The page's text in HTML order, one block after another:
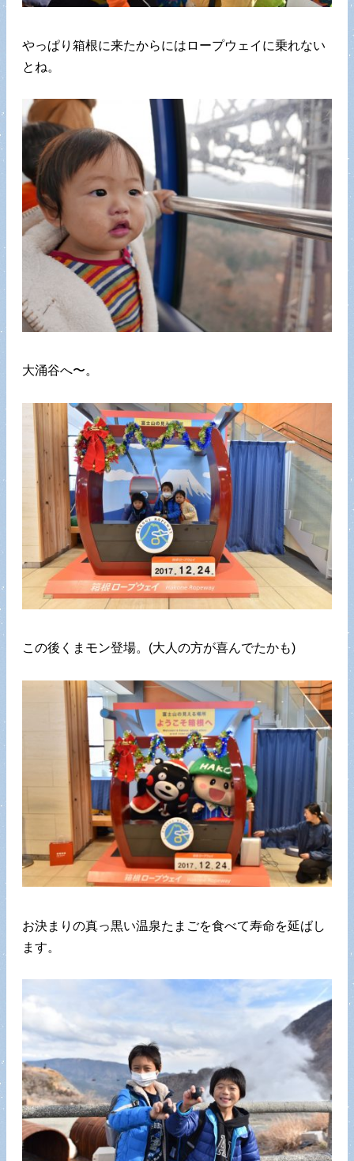
やっぱり箱根に来たからにはロープウェイに乗れない
とね。
大涌谷へ〜。
この後くまモン登場。(大人の方が喜んでたかも)
お決まりの真っ黒い温泉たまごを食べて寿命を延ばし
ます。